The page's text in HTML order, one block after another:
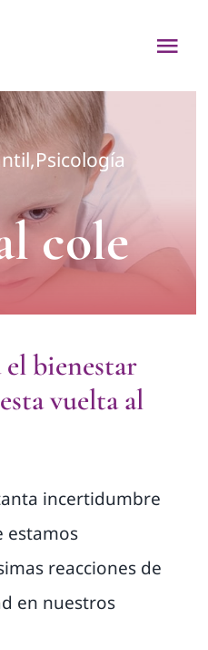
Sobre mí
¿En qué puedo
Mi equipo
,Psicología
cole
bienestar
vuelta al
incertidumbre
estamos
reacciones de
en nuestros